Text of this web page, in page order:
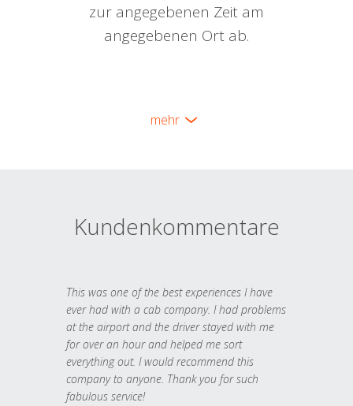
zur angegebenen Zeit am
angegebenen Ort ab.
mehr
Kundenkommentare
This was one of the best experiences I have
ever had with a cab company. I had problems
at the airport and the driver stayed with me
for over an hour and helped me sort
everything out. I would recommend this
company to anyone. Thank you for such
fabulous service!